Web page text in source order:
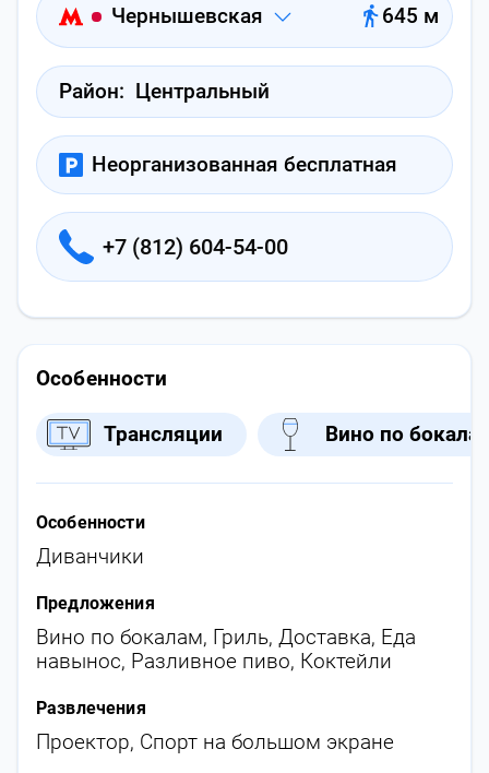
Чернышевская 645 м
Район: Центральный
Неорганизованная бесплатная
+7 (812) 604-54-00
Особенности
Трансляции Вино по
Особенности
Диванчики
Предложения
Вино по бокалам, Гриль, Доставка, Еда
навынос, Разливное пиво, Коктейли
Развлечения
Проектор, Спорт на большом экране